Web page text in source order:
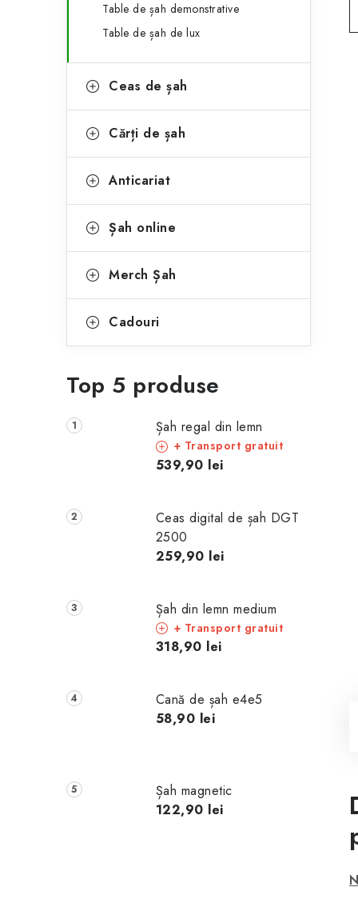
l
Table de șah demonstrative
Table de șah de lux
Ceas de șah
Cărți de șah
Anticariat
Șah online
Merch Șah
Cadouri
Top 5 produse
Șah regal din lemn
+ Transport gratuit
539,90 lei
Ceas digital de șah DGT
2500
259,90 lei
Șah din lemn medium
+ Transport gratuit
318,90 lei
Cană de șah e4e5
58,90 lei
Șah magnetic
122,90 lei